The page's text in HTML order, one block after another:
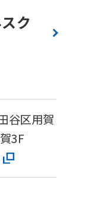
ク
谷区用賀
3F